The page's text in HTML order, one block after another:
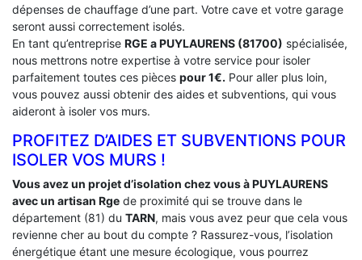
dépenses de chauffage d’une part. Votre cave et votre garage
seront aussi correctement isolés.
En tant qu’entreprise RGE a PUYLAURENS (81700) spécialisée,
nous mettrons notre expertise à votre service pour isoler
parfaitement toutes ces pièces pour 1€. Pour aller plus loin,
vous pouvez aussi obtenir des aides et subventions, qui vous
aideront à isoler vos murs.
PROFITEZ D’AIDES ET SUBVENTIONS POUR
ISOLER VOS MURS !
Vous avez un projet d’isolation chez vous à PUYLAURENS
avec un artisan Rge de proximité qui se trouve dans le
département (81) du TARN, mais vous avez peur que cela vous
revienne cher au bout du compte ? Rassurez-vous, l’isolation
énergétique étant une mesure écologique, vous pourrez